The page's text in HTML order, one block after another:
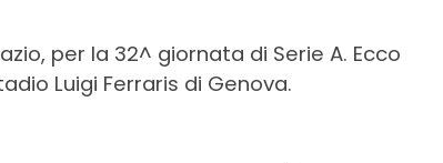
per la 32^ giornata di Serie A. Ecco
Luigi Ferraris di Genova.